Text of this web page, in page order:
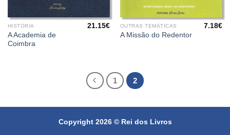
HISTÓRIA
A Academia de
Coimbra
21.15€ OUTRAS TEMÁTICAS
A Missão do Redentor
7.18€
1 2
Copyright 2026 © Rei dos Livros